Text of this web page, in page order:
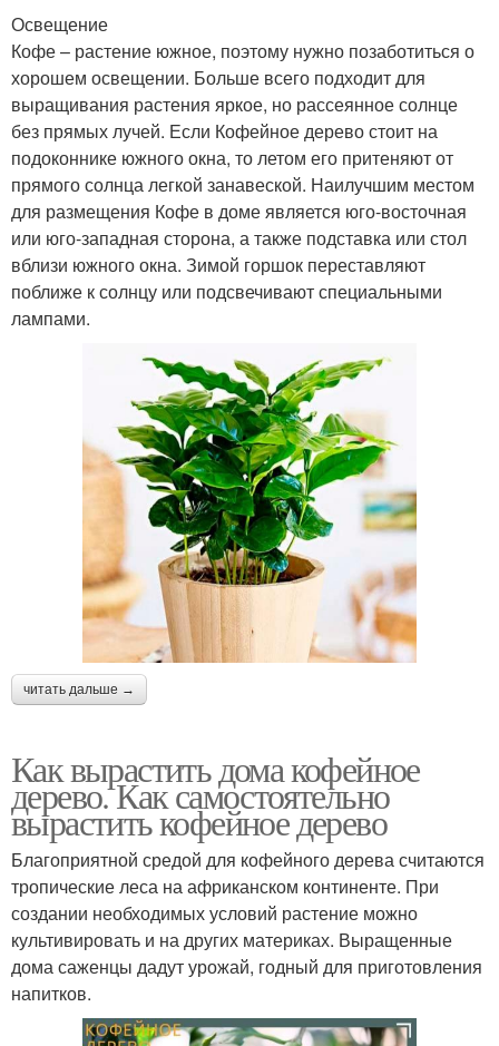
Освещение
Кофе – растение южное, поэтому нужно позаботиться о
хорошем освещении. Больше всего подходит для
выращивания растения яркое, но рассеянное солнце
без прямых лучей. Если Кофейное дерево стоит на
подоконнике южного окна, то летом его притеняют от
прямого солнца легкой занавеской. Наилучшим местом
для размещения Кофе в доме является юго-восточная
или юго-западная сторона, а также подставка или стол
вблизи южного окна. Зимой горшок переставляют
поближе к солнцу или подсвечивают специальными
лампами.
читать дальше →
Как вырастить дома кофейное
дерево. Как самостоятельно
вырастить кофейное дерево
Благоприятной средой для кофейного дерева считаются
тропические леса на африканском континенте. При
создании необходимых условий растение можно
культивировать и на других материках. Выращенные
дома саженцы дадут урожай, годный для приготовления
напитков.